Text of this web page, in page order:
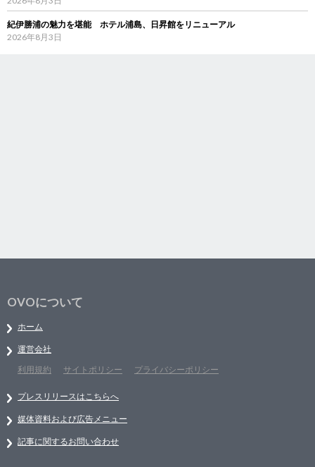
紀伊勝浦の魅力を堪能 ホテル浦島、日昇館をリニューアル
2026年8月3日
OVOについて
ホーム
運営会社
利用規約
サイトポリシー プライバシーポリシー
プレスリリースはこちらへ
媒体資料および広告メニュー
記事に関するお問い合わせ